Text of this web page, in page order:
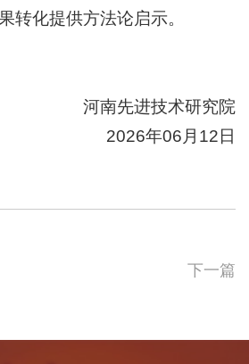
转化提供方法论启示。
河南先进技术研究院
2026年06月12日
下一篇